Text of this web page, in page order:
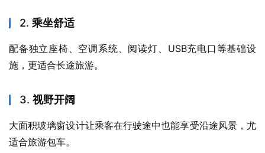
2. 乘坐舒适
配备独立座椅、空调系统、阅读灯、USB充电口等基础设
施，更适合长途旅游。
3. 视野开阔
大面积玻璃窗设计让乘客在行驶途中也能享受沿途风景，尤
适合旅游包车。